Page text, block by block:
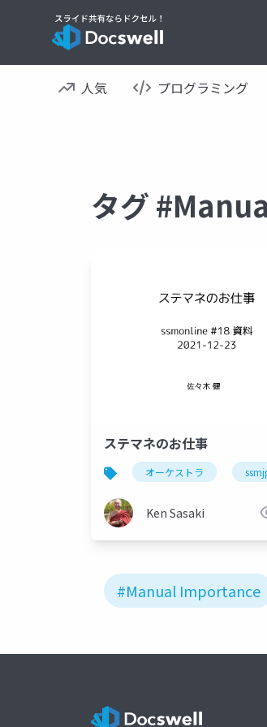
人気 プログラミング
タグ
ステマネのお仕事
オーケストラ
Ken Sasaki
#Manual Importance